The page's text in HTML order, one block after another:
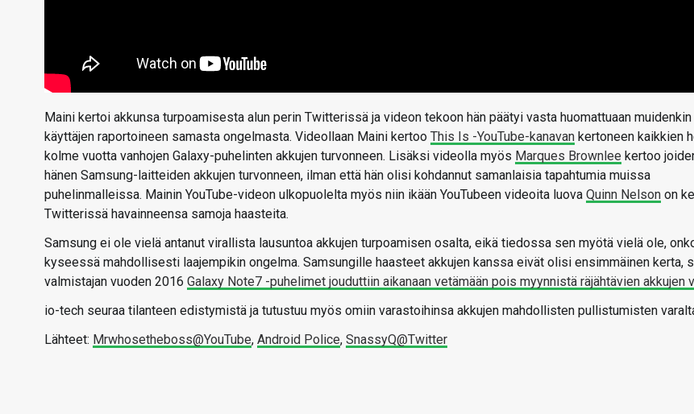
Maini kertoi akkunsa turpoamisesta alun perin Twitterissä ja videon tekoon hän päätyi vasta huomattuaan muidenkin
käyttäjen raportoineen samasta ongelmasta. Videollaan Maini kertoo This Is -YouTube-kanavan kertoneen kaikkien
kolme vuotta vanhojen Galaxy-puhelinten akkujen turvonneen. Lisäksi videolla myös Marques Brownlee kertoo
hänen Samsung-laitteiden akkujen turvonneen, ilman että hän olisi kohdannut samanlaisia tapahtumia muissa
puhelinmalleissa. Mainin YouTube-videon ulkopuolelta myös niin ikään YouTubeen videoita luova Quinn Nelson on
Twitterissä havainneensa samoja haasteita.
Samsung ei ole vielä antanut virallista lausuntoa akkujen turpoamisen osalta, eikä tiedossa sen myötä vielä ole,
kyseessä mahdollisesti laajempikin ongelma. Samsungille haasteet akkujen kanssa eivät olisi ensimmäinen kerta,
valmistajan vuoden 2016 Galaxy Note7 -puhelimet jouduttiin aikanaan vetämään pois myynnistä räjähtävien akkujen
io-tech seuraa tilanteen edistymistä ja tutustuu myös omiin varastoihinsa akkujen mahdollisten pullistumisten
Lähteet: Mrwhosetheboss@YouTube, Android Police, SnassyQ@Twitter